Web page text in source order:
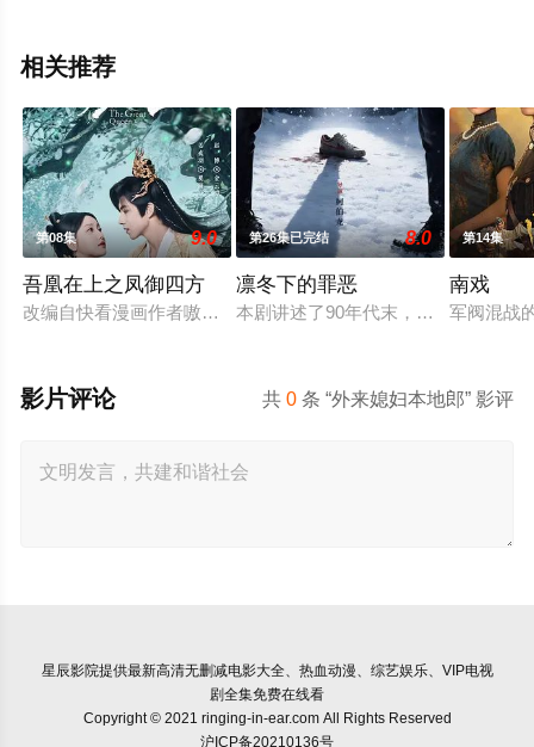
相关推荐
第08集 9.0
吾凰在上之凤御四方
改编自快看漫画作者嗷小泽的独家连载漫画《吾凰在上》。
第26集已完结 8.0
凛冬下的罪恶
本剧讲述了90年代末，怒河市刑侦支
第14集
南戏
军阀混战
共0 条 “外来媳妇本地郎” 影评
影片评论
星辰影院提供最新高清无删减电影大全、热血动漫、综艺娱乐、VIP电视
剧全集免费在线看
Copyright © 2021 ringing-in-ear.com All Rights Reserved
沪ICP备20210136号